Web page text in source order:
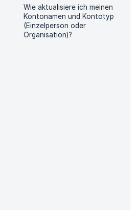
Wie aktualisiere ich meinen
Kontonamen und Kontotyp
(Einzelperson oder
Organisation)?